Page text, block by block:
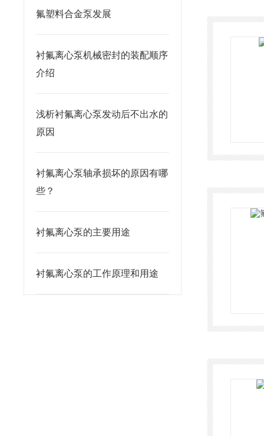
氟塑料合金泵发展
衬氟离心泵机械密封的装配顺序
介绍
浅析衬氟离心泵发动后不出水的
原因
衬氟离心泵轴承损坏的原因有哪
些？
衬氟离心泵的主要用途
衬氟离心泵的工作原理和用途